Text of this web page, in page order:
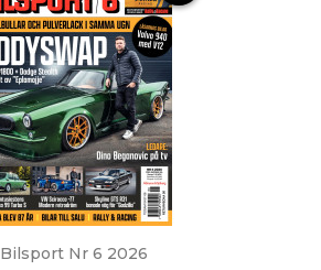
Bilsport Nr 6 2026